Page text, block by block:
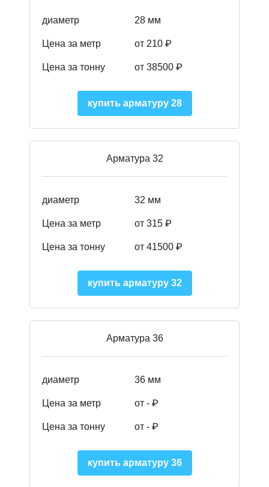
диаметр 28 мм
Цена за метр от 210 ₽
Цена за тонну от 38500 ₽
купить арматуру 28
Арматура 32
диаметр 32 мм
Цена за метр от 315 ₽
Цена за тонну от 41500 ₽
купить арматуру 32
Арматура 36
диаметр 36 мм
Цена за метр от - ₽
Цена за тонну от - ₽
купить арматуру 36